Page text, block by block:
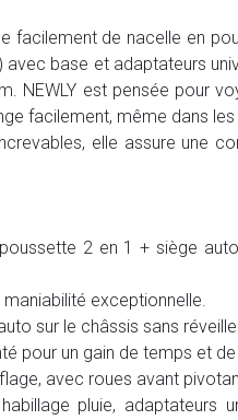
facilement de nacelle en
base et adaptateurs
NEWLY est pensée pour
facilement, même dans
elle assure une
2 en 1 + siège auto
exceptionnelle.
sur le châssis sans
pour un gain de temps et
avec roues avant
pluie, adaptateurs